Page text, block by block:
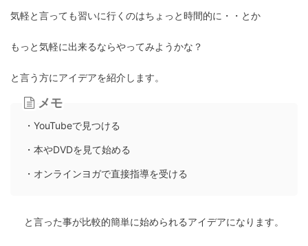
気軽と言っても習いに行くのはちょっと時間的に・・とか
もっと気軽に出来るならやってみようかな？
と言う方にアイデアを紹介します。
メモ
・YouTubeで見つける
・本やDVDを見て始める
・オンラインヨガで直接指導を受ける
と言った事が比較的簡単に始められるアイデアになります。